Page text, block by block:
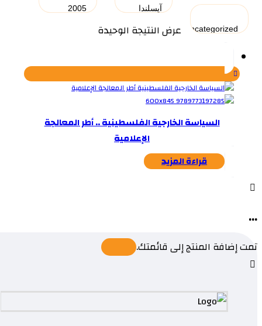
عرض النتيجة الوحيدة
السياسة الخارجية الفلسطينية .. أطر المعالجة
الإعلامية
قراءة المزيد
...
تمت إضافة المنتج إلى قائمتك.